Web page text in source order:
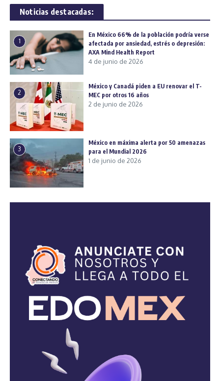
Noticias destacadas:
1
En México 66% de la población podría verse
afectada por ansiedad, estrés o depresión:
AXA Mind Health Report
4 de junio de 2026
2
México y Canadá piden a EU renovar el T-
MEC por otros 16 años
2 de junio de 2026
3
México en máxima alerta por 50 amenazas
para el Mundial 2026
1 de junio de 2026